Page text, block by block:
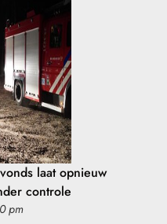
laat opnieuw
controle
pm